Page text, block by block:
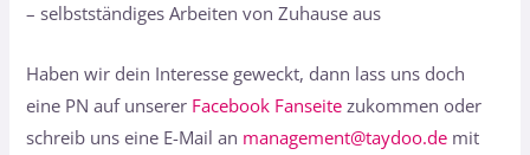
– selbstständiges Arbeiten von Zuhause aus
Haben wir dein Interesse geweckt, dann lass uns doch
eine PN auf unserer Facebook Fanseite zukommen oder
schreib uns eine E-Mail an management@taydoo.de mit